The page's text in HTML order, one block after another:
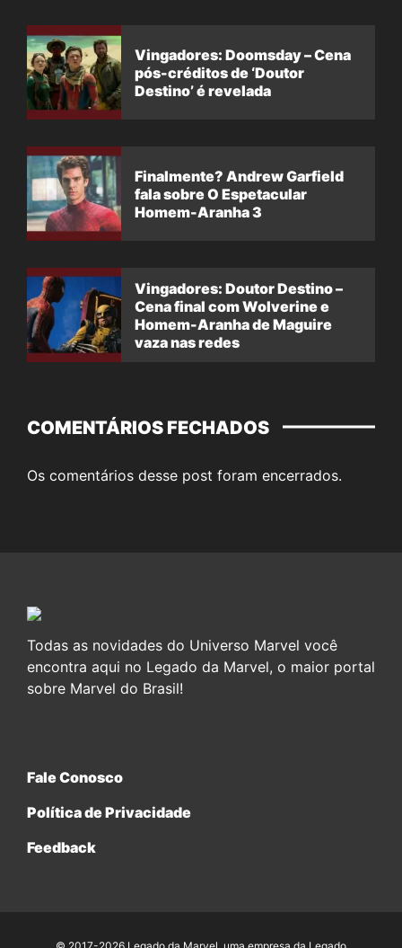
Vingadores: Doomsday – Cena
pós-créditos de ‘Doutor
Destino’ é revelada
Finalmente? Andrew Garfield
fala sobre O Espetacular
Homem-Aranha 3
Vingadores: Doutor Destino –
Cena final com Wolverine e
Homem-Aranha de Maguire
vaza nas redes
COMENTÁRIOS FECHADOS
Os comentários desse post foram encerrados.
Todas as novidades do Universo Marvel você
encontra aqui no Legado da Marvel, o maior portal
sobre Marvel do Brasil!
Fale Conosco
Política de Privacidade
Feedback